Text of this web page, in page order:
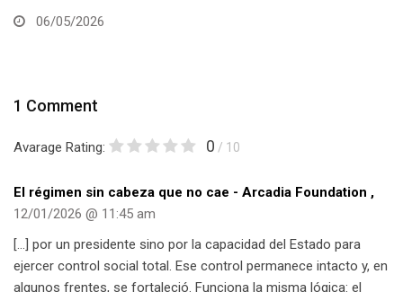
06/05/2026
1 Comment
Avarage Rating: 0 / 10
El régimen sin cabeza que no cae - Arcadia Foundation ,
12/01/2026 @ 11:45 am
[…] por un presidente sino por la capacidad del Estado para
ejercer control social total. Ese control permanece intacto y, en
algunos frentes, se fortaleció. Funciona la misma lógica: el